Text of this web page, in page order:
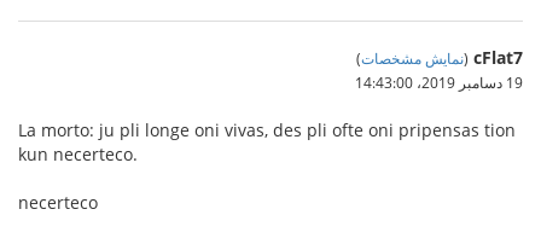
cFlat7
(نمایش مشخصات)
19 دسامبر 2019،‏ 14:43:00
La morto: ju pli longe oni vivas, des pli ofte oni pripensas tion
kun necerteco.
necerteco